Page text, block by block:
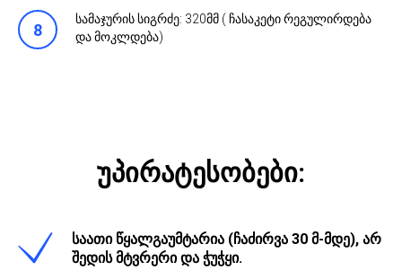
სამაჯურის სიგრძე: 320მმ ( ჩასაკეტი რეგულირდება
და მოკლდება)
უპირატესობები:
საათი წყალგაუმტარია (ჩაძირვა 30 მ-მდე), არ
შედის მტვრერი და ჭუჭყი.